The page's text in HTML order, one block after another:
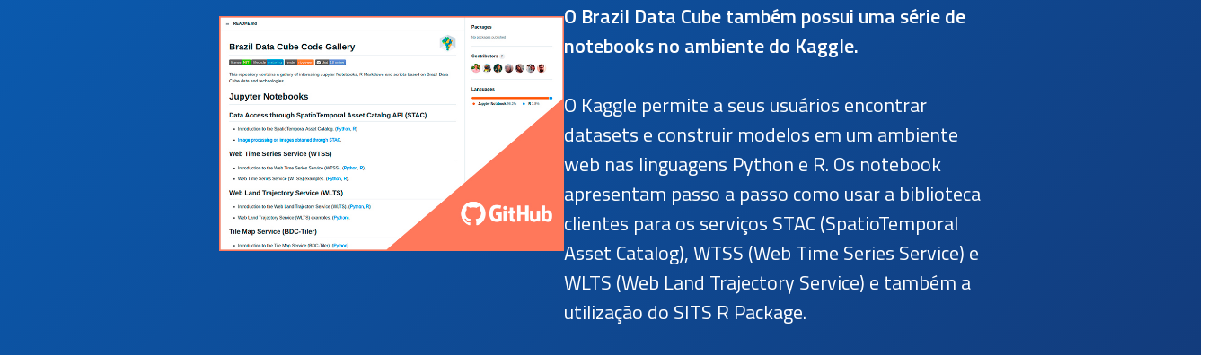
O Brazil Data Cube também possui uma série de
notebooks no ambiente do Kaggle.
O Kaggle permite a seus usuários encontrar
datasets e construir modelos em um ambiente
web nas linguagens Python e R. Os notebook
apresentam passo a passo como usar a biblioteca
clientes para os serviços STAC (SpatioTemporal
Asset Catalog), WTSS (Web Time Series Service) e
WLTS (Web Land Trajectory Service) e também a
utilização do SITS R Package.